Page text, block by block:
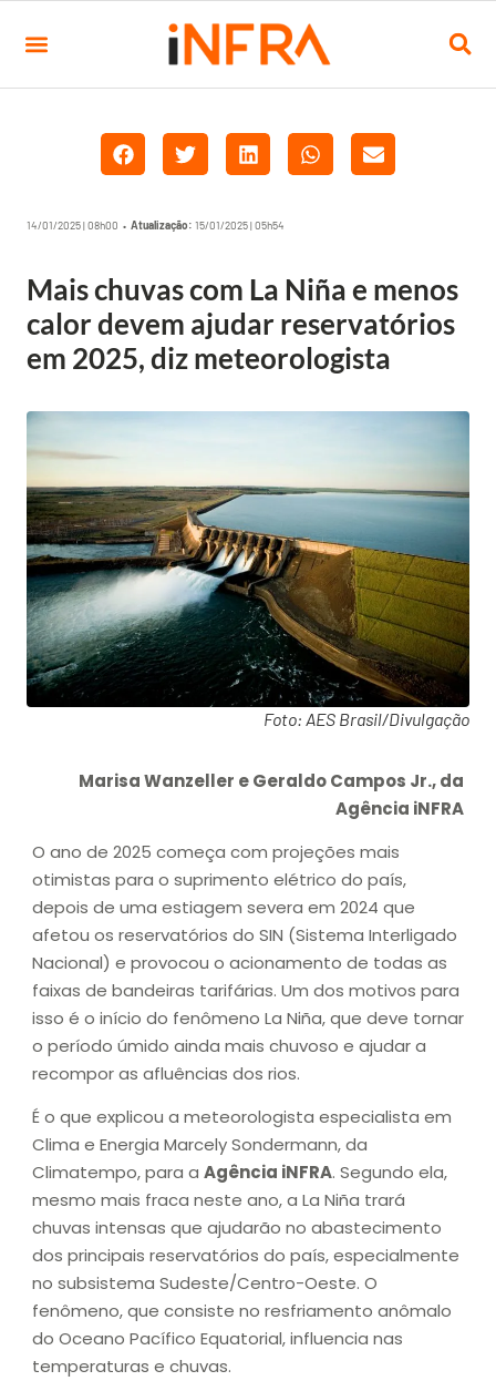
14/01/2025 | 08h00 • Atualização: 15/01/2025 | 05h54
Mais chuvas com La Niña e menos
calor devem ajudar reservatórios
em 2025, diz meteorologista
Foto: AES Brasil/Divulgação
Marisa Wanzeller e Geraldo Campos Jr., da
Agência iNFRA
O ano de 2025 começa com projeções mais
otimistas para o suprimento elétrico do país,
depois de uma estiagem severa em 2024 que
afetou os reservatórios do SIN (Sistema Interligado
Nacional) e provocou o acionamento de todas as
faixas de bandeiras tarifárias. Um dos motivos para
isso é o início do fenômeno La Niña, que deve tornar
o período úmido ainda mais chuvoso e ajudar a
recompor as afluências dos rios.
É o que explicou a meteorologista especialista em
Clima e Energia Marcely Sondermann, da
Climatempo, para a Agência iNFRA. Segundo ela,
mesmo mais fraca neste ano, a La Niña trará
chuvas intensas que ajudarão no abastecimento
dos principais reservatórios do país, especialmente
no subsistema Sudeste/Centro-Oeste. O
fenômeno, que consiste no resfriamento anômalo
do Oceano Pacífico Equatorial, influencia nas
temperaturas e chuvas.